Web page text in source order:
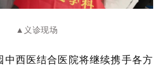
▲义诊现场
中西医结合医院将继续携手各方